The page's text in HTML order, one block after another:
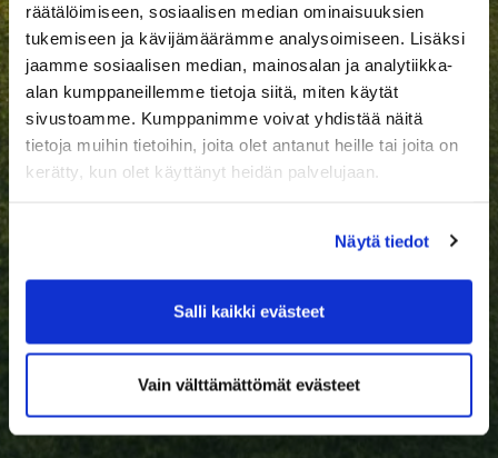
räätälöimiseen, sosiaalisen median ominaisuuksien
tukemiseen ja kävijämäärämme analysoimiseen. Lisäksi
jaamme sosiaalisen median, mainosalan ja analytiikka-
alan kumppaneillemme tietoja siitä, miten käytät
sivustoamme. Kumppanimme voivat yhdistää näitä
tietoja muihin tietoihin, joita olet antanut heille tai joita on
kerätty, kun olet käyttänyt heidän palvelujaan.
Näytä tiedot
Salli kaikki evästeet
Vain välttämättömät evästeet